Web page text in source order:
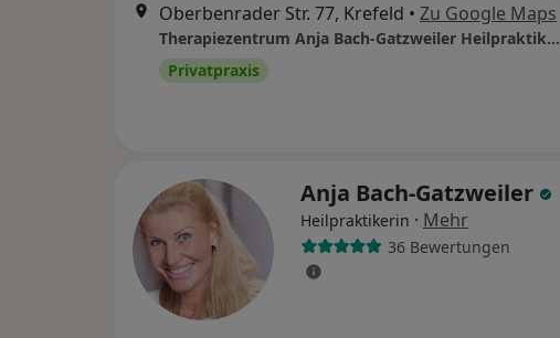
Oberbenrader Str. 77, Krefeld • Zu Google Maps
Therapiezentrum Anja Bach-Gatzweiler Heilpraktikerin
Privatpraxis
Anja Bach-Gatzweiler
Heilpraktikerin · Mehr
36 Bewertungen